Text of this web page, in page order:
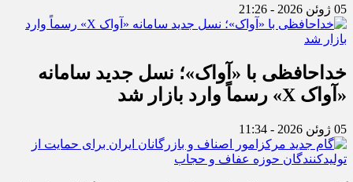
05 ژوئن 2026 - 21:26
خداحافظی با «آواک»؛ نسل جدید سامانه
«آواک X» رسماً وارد بازار شد
05 ژوئن 2026 - 11:34